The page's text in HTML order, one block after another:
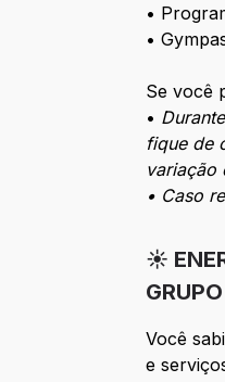
•
•
Se você
•
fique de
variação
• Caso
☀️
Você
e